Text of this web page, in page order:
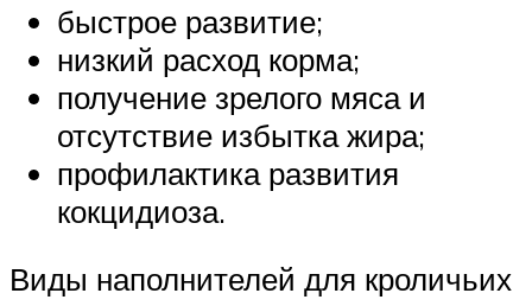
быстрое развитие;
низкий расход корма;
получение зрелого мяса и
отсутствие избытка жира;
профилактика развития
кокцидиоза.
Виды наполнителей для кроличьих